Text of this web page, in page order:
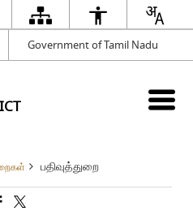
Government of Tamil Nadu
பதிவுத்துறை